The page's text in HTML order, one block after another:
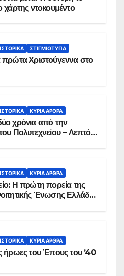
1996 και ο χάρτης ντοκουμέντο
ΙΣΤΟΡΙΚΆ ΣΤΙΓΜΙΌΤΥΠΑ
Χριστούγεννα στο
ΙΣΤΟΡΙΚΆ ΚΥΡΙΑ ΑΡΘΡΑ
χρόνια από την
Πολυτεχνείου – Λεπτό
ΙΣΤΟΡΙΚΆ ΚΥΡΙΑ ΑΡΘΡΑ
Η πρώτη πορεία της
Ένωσης Ελλάδος
ΙΣΤΟΡΙΚΆ ΚΥΡΙΑ ΑΡΘΡΑ
ήρωες του Έπους του ’40